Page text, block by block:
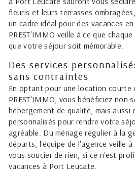
fleuris et leurs terrasses
un cadre idéal pour des vacances
PREST'IMMO veille à ce que
que votre séjour soit mémorable.
Des services
sans contraintes
En optant pour une location courte
PREST'IMMO, vous bénéficiez non
hébergement de qualité, mais aussi
personnalisés pour rendre votre
agréable. Du ménage régulier à la
départs, l'équipe de l'agence veille
vous soucier de rien, si ce n'est
vacances à Port Leucate.